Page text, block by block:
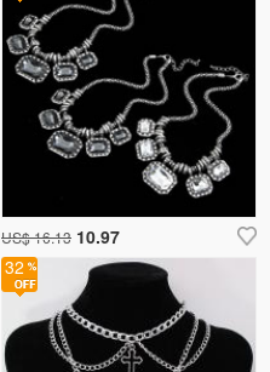
US$ 16.13 10.97
32